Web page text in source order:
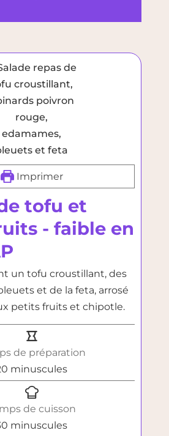
Imprimer
tofu et
- faible en
un tofu croustillant, des
et de la feta, arrosé
petits fruits et chipotle.
de préparation
minutes
minuscules
de cuisson
minutes
minuscules